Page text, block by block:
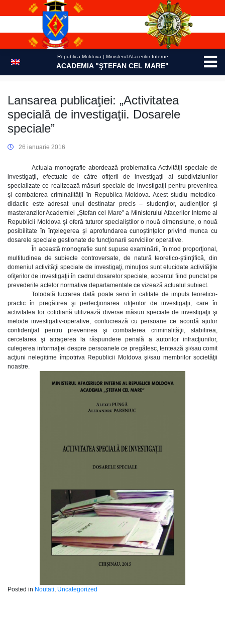
Republica Moldova | Ministerul Afacerilor Interne
ACADEMIA "ŞTEFAN CEL MARE"
Lansarea publicaţiei: „Activitatea
specială de investigaţii. Dosarele
speciale”
26 ianuarie 2016
Actuala monografie abordează problematica Activităţii speciale de
investigaţii, efectuate de către ofiţerii de investigaţii ai subdiviziunilor
specializate ce realizează măsuri speciale de investigaţii pentru prevenirea
şi combaterea criminalităţii în Republica Moldova. Acest studiu metodico-
didactic este adresat unui destinatar precis – studenţilor, audienţilor şi
masteranzilor Academiei „Ştefan cel Mare” a Ministerului Afacerilor Interne al
Republicii Moldova şi oferă tuturor specialiştilor o nouă dimensiune, o nouă
posibilitate în înţelegerea şi aprofundarea cunoştinţelor privind munca cu
dosarele speciale gestionate de funcţionarii serviciilor operative.
În această monografie sunt supuse examinării, în mod proporţional,
multitudinea de subiecte controversate, de natură teoretico-ştiinţifică, din
domeniul activităţii speciale de investigaţi, minuţios sunt elucidate activităţile
ofiţerilor de investigaţii în cadrul dosarelor speciale, accentul fiind punctat pe
prevederile actelor normative departamentale ce vizează actualul subiect.
Totodată lucrarea dată poate servi în calitate de impuls teoretico-
practic în pregătirea şi perfecţionarea ofiţerilor de investigaţii, care în
activitatea lor cotidiană utilizează diverse măsuri speciale de investigaţii şi
metode investigativ-operative, conlucrează cu persoane ce acordă ajutor
confidenţial pentru prevenirea şi combaterea criminalităţii, stabilirea,
cercetarea şi atragerea la răspundere penală a autorilor infracţiunilor,
culegerea informaţiei despre persoanele ce pregătesc, tentează şi/sau comit
acţiuni nelegitime împotriva Republicii Moldova şi/sau membrilor societăţii
noastre.
Posted in Noutati, Uncategorized